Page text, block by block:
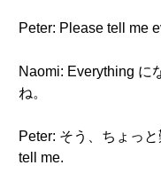
Peter: Please tell me
Naomi: Everything に
ね。
Peter: そう、ちょっ
tell me.